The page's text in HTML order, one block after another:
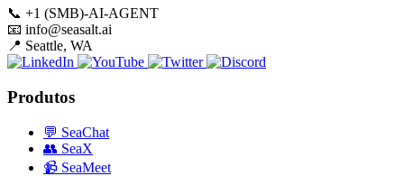
📞 +1 (SMB)-AI-AGENT
📧 info@seasalt.ai
📍 Seattle, WA
Produtos
💬 SeaChat
👥 SeaX
📹 SeaMeet